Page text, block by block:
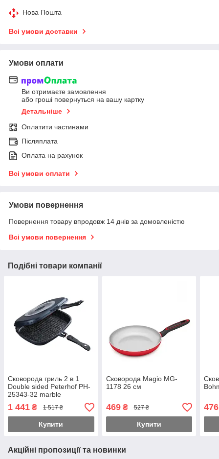
Нова Пошта
Всі умови доставки
Умови оплати
Ви отримаєте замовлення
або гроші повернуться на вашу картку
Детальніше
Оплатити частинами
Післяплата
Оплата на рахунок
Всі умови оплати
Умови повернення
Повернення товару впродовж 14 днів за домовленістю
Всі умови повернення
Подібні товари компанії
Сковорода гриль 2 в 1
Double sided Peterhof PH-
25343-32 marble
1 441 ₴ 1 517 ₴
Купити
Сковорода Magio MG-
1178 26 см
469₴ 527 ₴
Купити
476
Акційні пропозиції та новинки